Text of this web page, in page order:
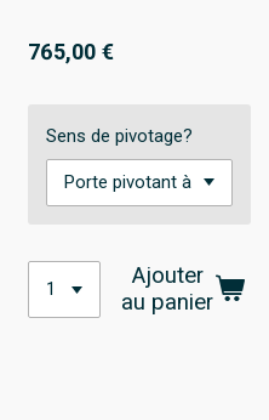
765,00 €
Sens de pivotage?
Ajouter
au panier